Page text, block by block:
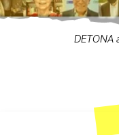
DETONA